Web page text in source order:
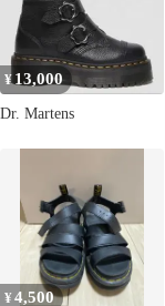
¥ 13,000
Dr. Martens
¥4,500